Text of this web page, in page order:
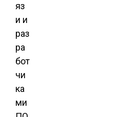
яз
и и
раз
ра
бот
чи
ка
ми